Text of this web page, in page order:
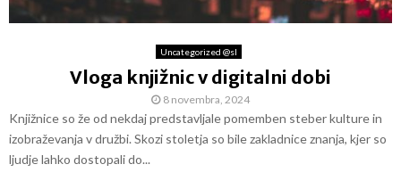
Uncategorized @sl
Vloga knjižnic v digitalni dobi
8 novembra, 2024
Knjižnice so že od nekdaj predstavljale pomemben steber kulture in
izobraževanja v družbi. Skozi stoletja so bile zakladnice znanja, kjer so
ljudje lahko dostopali do...